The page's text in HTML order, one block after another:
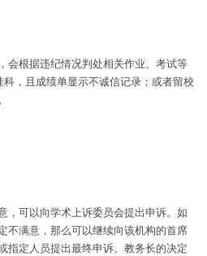
会根据违纪情况判处相关作业、考试等
，且成绩单显示不诚信记录；或者留校
，可以向学术上诉委员会提出申诉。如
不满意，那么可以继续向该机构的首席
指定人员提出最终申诉。教务长的决定